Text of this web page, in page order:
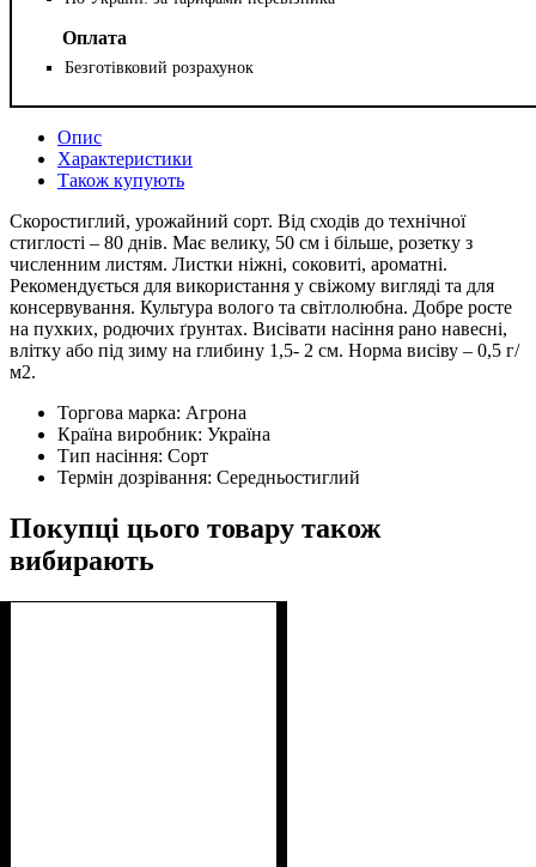
Оплата
Безготівковий розрахунок
Опис
Характеристики
Також купують
Скоростиглий, урожайний сорт. Від сходів до технічної
стиглості – 80 днів. Має велику, 50 см і більше, розетку з
численним листям. Листки ніжні, соковиті, ароматні.
Рекомендується для використання у свіжому вигляді та для
консервування. Культура волого та світлолюбна. Добре росте
на пухких, родючих ґрунтах. Висівати насіння рано навесні,
влітку або під зиму на глибину 1,5- 2 см. Норма висіву – 0,5 г/
м2.
Торгова марка: Агрона
Країна виробник: Україна
Тип насіння: Сорт
Термін дозрівання: Середньостиглий
Покупці цього товару також
вибирають